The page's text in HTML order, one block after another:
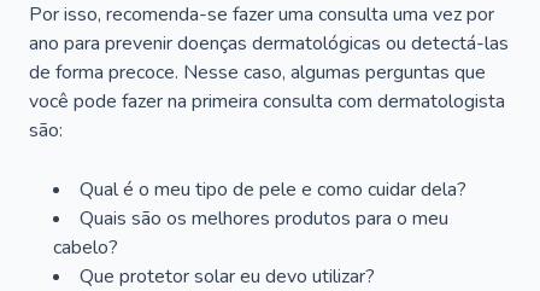
Por isso, recomenda-se fazer uma consulta uma vez por
ano para prevenir doenças dermatológicas ou detectá-las
de forma precoce. Nesse caso, algumas perguntas que
você pode fazer na primeira consulta com dermatologista
são:
Qual é o meu tipo de pele e como cuidar dela?
Quais são os melhores produtos para o meu
cabelo?
Que protetor solar eu devo utilizar?